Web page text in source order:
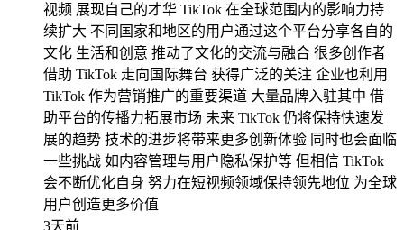
视频 展现自己的才华 TikTok 在全球范围内的影响力持
续扩大 不同国家和地区的用户通过这个平台分享各自的
文化 生活和创意 推动了文化的交流与融合 很多创作者
借助 TikTok 走向国际舞台 获得广泛的关注 企业也利用
TikTok 作为营销推广的重要渠道 大量品牌入驻其中 借
助平台的传播力拓展市场 未来 TikTok 仍将保持快速发
展的趋势 技术的进步将带来更多创新体验 同时也会面临
一些挑战 如内容管理与用户隐私保护等 但相信 TikTok
会不断优化自身 努力在短视频领域保持领先地位 为全球
用户创造更多价值
3天前